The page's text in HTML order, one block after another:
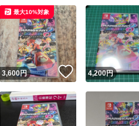
3,600円 いいね！
最大10%対象
4,200円